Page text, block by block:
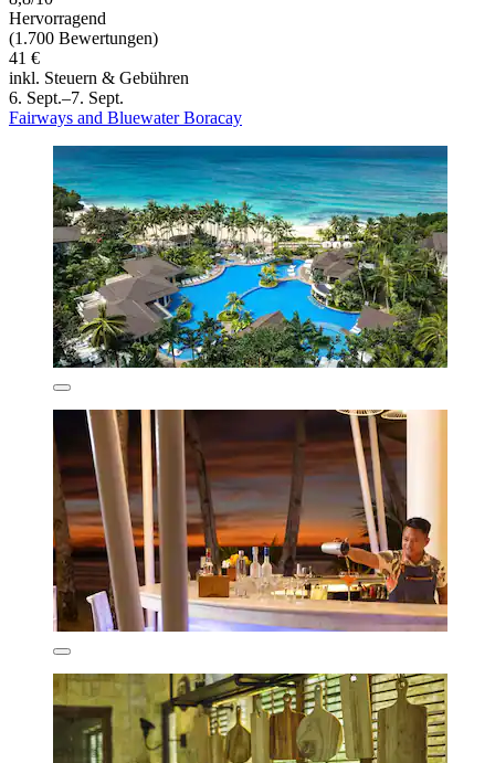
Hervorragend
(1.700 Bewertungen)
41 €
inkl. Steuern & Gebühren
6. Sept.–7. Sept.
Fairways and Bluewater Boracay